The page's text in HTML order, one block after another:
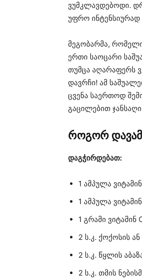
ვუმკლავდებოდი.
უფრო ინტენსიურად
მეგობარმა,
ერთი საოცარი
თუმცა აღარაფერს
დავრჩი! ამ
ცვენა საერთოდ
გაცილებით
როგორ
დაგჭირდებათ:
1 ამპულა
1 ამპულა
1 გრამი ვიტამინ
2 ს.კ. ქოქოსის
2 ს.კ. წყლის
2 ს.კ. თმის